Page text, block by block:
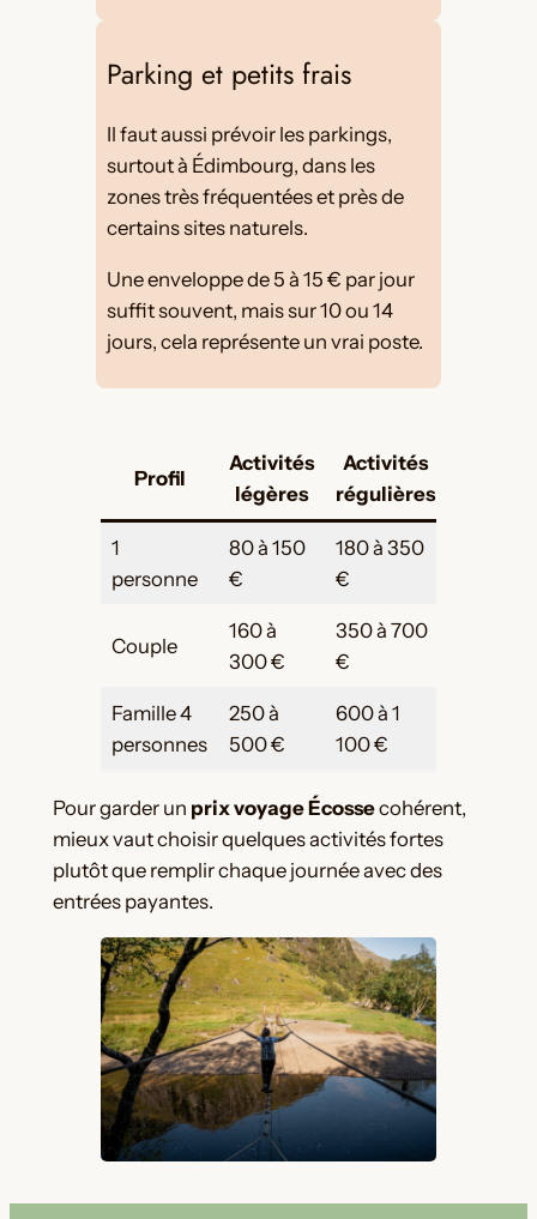
Parking et petits frais
Il faut aussi prévoir les parkings,
surtout à Édimbourg, dans les
zones très fréquentées et près de
certains sites naturels.
Une enveloppe de 5 à 15 € par jour
suffit souvent, mais sur 10 ou 14
jours, cela représente un vrai poste.
Profil
Activités
légères
Activités
régulières
1
personne
80 à 150
€
180 à 350
€
Couple
160 à
300 €
350 à 700
€
Famille 4
personnes
250 à
500 €
600 à 1
100 €
Pour garder un prix voyage Écossecohérent,
mieux vaut choisir quelques activités fortes
plutôt que remplir chaque journée avec des
entrées payantes.